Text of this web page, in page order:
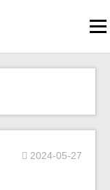
2024-05-27